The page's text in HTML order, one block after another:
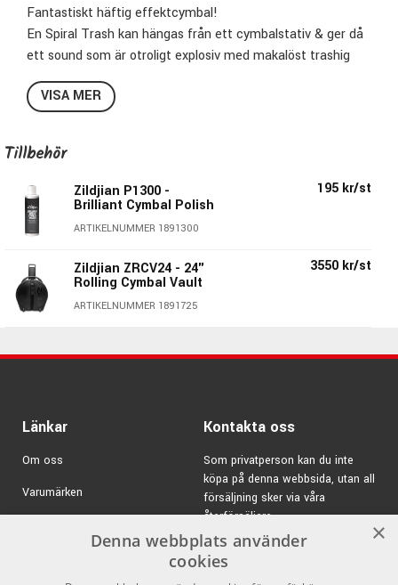
Fantastiskt häftig effektcymbal!
En Spiral Trash kan hängas från ett cymbalstativ & ger då
ett sound som är otroligt explosiv med makalöst trashig
klang.
Den går även utmärkt att lägga ovanpå en
att experimentera & skapa egna, musikaliska & häftiga
stacks.
Specifikationer:
Storlek:10"
Legering:Zildjians Secret Family B20 Alloy
Zildjians Art.nr:
Stativ ingår ej.
Zildjian FX - Mängder av coola
effektcymbaler!
VISA MER
Tillbehör
Zildjian P1300 -
Brilliant Cymbal Polish
ARTIKELNUMMER 1891300
195 kr/st
Zildjian ZRCV24 - 24"
Rolling Cymbal Vault
ARTIKELNUMMER 1891725
3550 kr/st
Länkar
Om oss
Varumärken
Kontakta oss
Som privatperson kan du inte
köpa på denna webbsida, utan all
försäljning sker via våra
återförsäljare.
E-post:info@emnordic.se
×
Denna webbplats använder
cookies